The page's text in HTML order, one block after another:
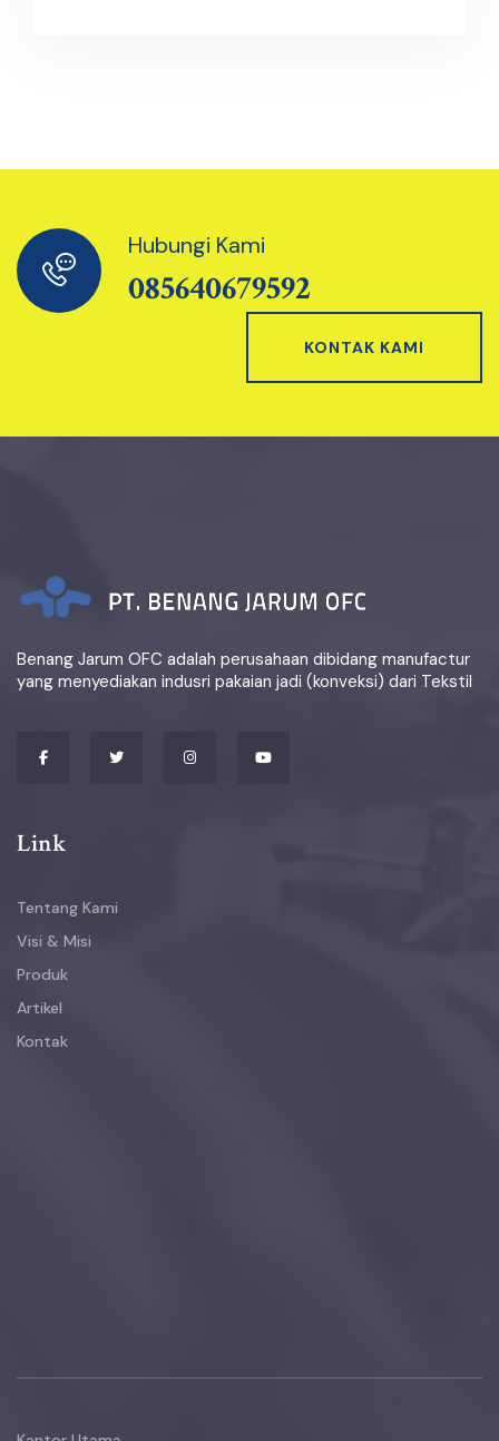
Hubungi Kami
085640679592
KONTAK KAMI
Benang Jarum OFC adalah perusahaan dibidang manufactur
yang menyediakan indusri pakaian jadi (konveksi) dari Tekstil
Link
Tentang Kami
Visi & Misi
Produk
Artikel
Kontak